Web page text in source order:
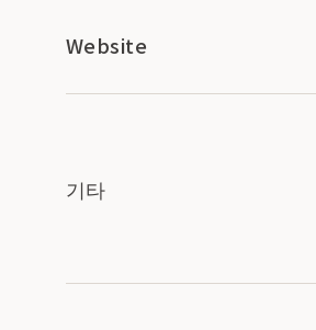
Website
기타